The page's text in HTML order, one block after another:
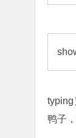
typing
鸭子